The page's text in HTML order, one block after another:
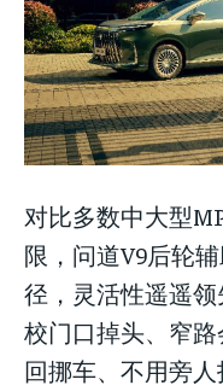
对比多数中大型
限，问道V9后轮
径，灵活性遥遥领
校门口掉头、窄
回挪车、不用旁人